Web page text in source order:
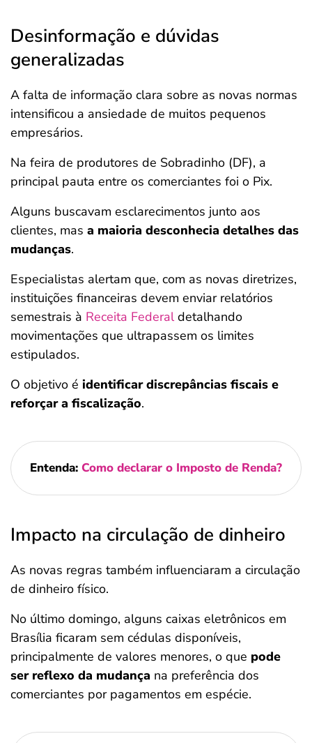
Desinformação e dúvidas
generalizadas
A falta de informação clara sobre as novas normas
intensificou a ansiedade de muitos pequenos
empresários.
Na feira de produtores de Sobradinho (DF), a
principal pauta entre os comerciantes foi o Pix.
Alguns buscavam esclarecimentos junto aos
clientes, mas a maioria desconhecia detalhes das
mudanças.
Especialistas alertam que, com as novas diretrizes,
instituições financeiras devem enviar relatórios
semestrais à Receita Federaldetalhando
movimentações que ultrapassem os limites
estipulados.
O objetivo é identificar discrepâncias fiscais e
reforçar a fiscalização.
Entenda: Como declarar o Imposto de Renda?
Impacto na circulação de dinheiro
As novas regras também influenciaram a circulação
de dinheiro físico.
No último domingo, alguns caixas eletrônicos em
Brasília ficaram sem cédulas disponíveis,
principalmente de valores menores, o que pode
ser reflexo da mudança na preferência dos
comerciantes por pagamentos em espécie.